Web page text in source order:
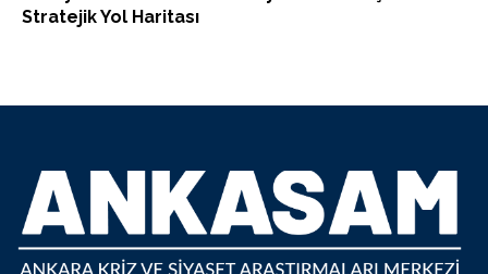
Stratejik Yol Haritası